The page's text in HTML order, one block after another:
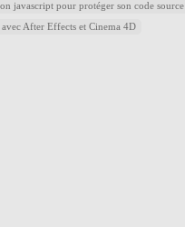
javascript pour protéger son code source
avec After Effects et Cinema 4D